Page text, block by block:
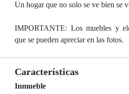
Un hogar que no solo se ve bien se
IMPORTANTE: Los muebles y
que se pueden apreciar en las fotos.
Características
Inmueble